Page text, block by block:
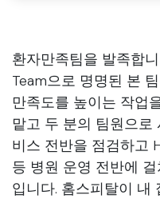
환자만족팀을 발족합
Team으로 명명된 본
만족도를 높이는 작업
맡고 두 분의 팀원으로
비스 전반을 점검하고
등 병원 운영 전반에
입니다. 홈스피탈이 내